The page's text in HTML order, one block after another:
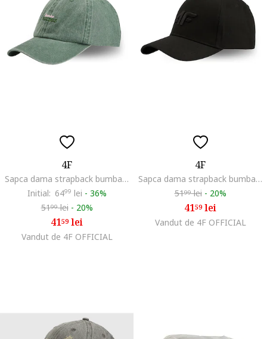
4F
Sapca dama strapback bumbac verde 56cm
Initial: 6499 lei - 36%
5199lei - 20%
4159lei
Vandut de 4F OFFICIAL
4F
Sapca dama strapback bumbac negru 56cm
5199lei - 20%
4159lei
Vandut de 4F OFFICIAL